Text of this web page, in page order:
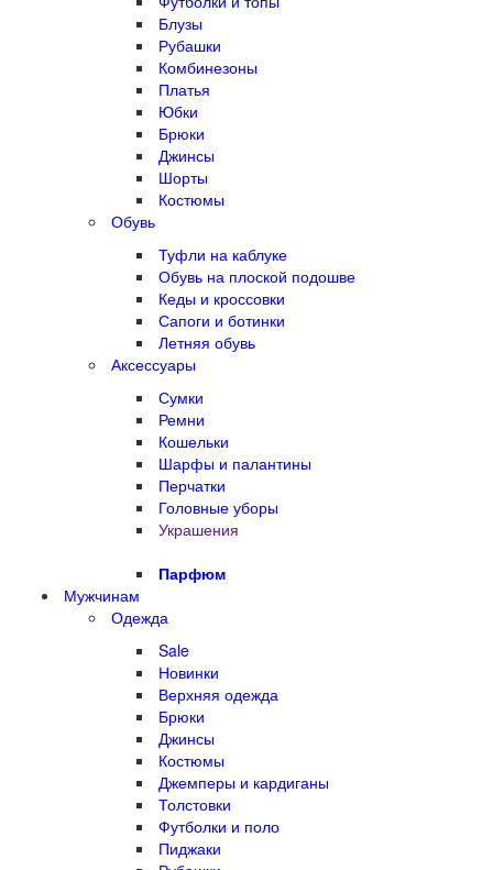
Блузы
Рубашки
Комбинезоны
Платья
Юбки
Брюки
Джинсы
Шорты
Костюмы
Обувь
Туфли на каблуке
Обувь на плоской подошве
Кеды и кроссовки
Сапоги и ботинки
Летняя обувь
Аксессуары
Сумки
Ремни
Кошельки
Шарфы и палантины
Перчатки
Головные уборы
Украшения
Парфюм
Мужчинам
Одежда
Sale
Новинки
Верхняя одежда
Брюки
Джинсы
Костюмы
Джемперы и кардиганы
Толстовки
Футболки и поло
Пиджаки